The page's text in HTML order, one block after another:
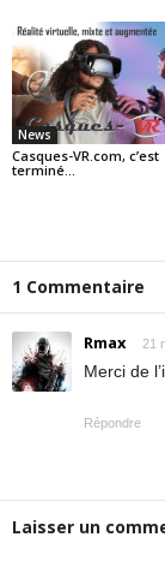
News
Casques-VR.com, c’est
terminé…
1 Commentaire
Rmax 21
Merci de
Répondre
Laisser un